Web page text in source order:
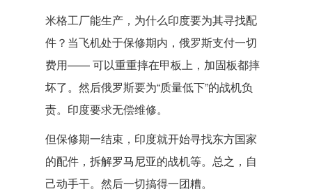
米格工厂能生产，为什么印度要为其寻找配
件？当飞机处于保修期内，俄罗斯支付一切
费用—— 可以重重摔在甲板上，加固板都摔
坏了。然后俄罗斯要为“质量低下”的战机负
责。印度要求无偿维修。
但保修期一结束，印度就开始寻找东方国家
的配件，拆解罗马尼亚的战机等。总之，自
己动手干。然后一切搞得一团糟。